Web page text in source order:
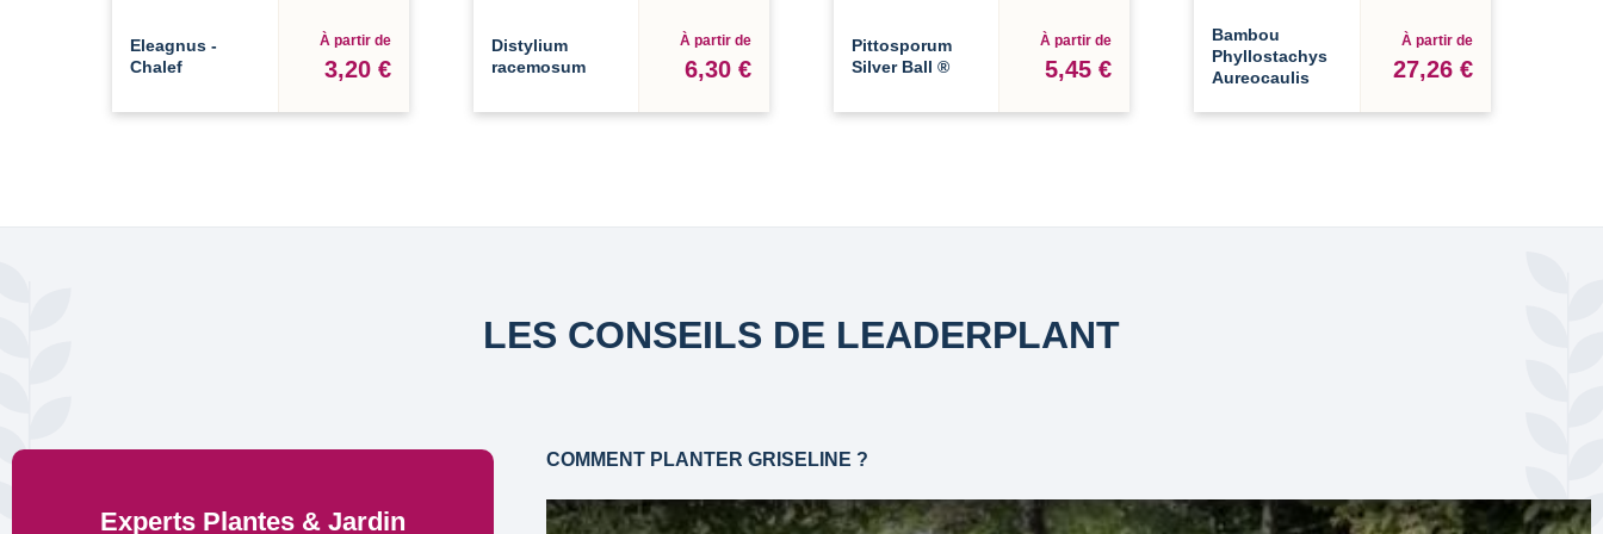
Eleagnus -
Chalef
À partir de
3,20 €
Distylium
racemosum
À partir de
6,30 €
Pittosporum
Silver Ball ®
À partir de
5,45 €
Bambou
Phyllostachys
Aureocaulis
À partir de
27,26 €
LES CONSEILS DE LEADERPLANT
Experts Plantes & Jardin
COMMENT PLANTER GRISELINE ?